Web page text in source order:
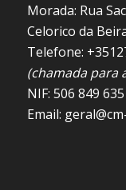
Morada: Rua
Celorico da
Telefone:
(chamada para
NIF: 506 849 635
Email: